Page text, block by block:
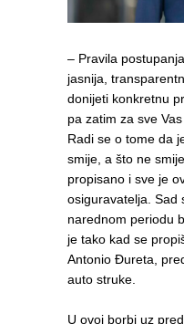
– Pravila
jasnija,
donijeti konkretnu
pa zatim za sve
Radi se o tome da
smije, a što ne
propisano i sve je
osiguravatelja. Sad
narednom periodu
je tako kad se
Antonio Đureta,
auto struke.
U ovoj borbi uz